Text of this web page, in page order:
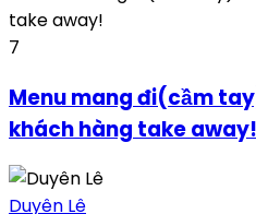
7
Menu mang đi(cầm
khách hàng take away!
Duyên Lê